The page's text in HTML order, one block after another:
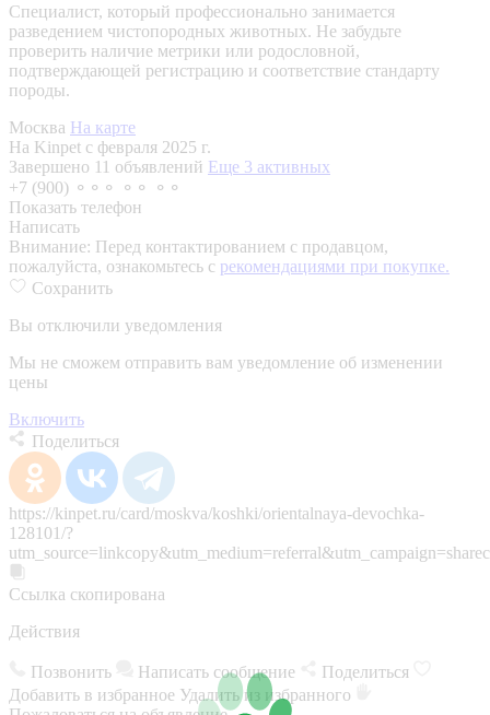
Специалист, который профессионально занимается
разведением чистопородных животных. Не забудьте
проверить наличие метрики или родословной,
подтверждающей регистрацию и соответствие стандарту
породы.
Москва На карте
На Kinpet c февраля 2025 г.
Завершено 11 объявлений Еще 3 активных
+7 (900) ⚬⚬⚬ ⚬⚬ ⚬⚬
Показать телефон
Написать
Внимание: Перед контактированием с продавцом,
пожалуйста, ознакомьтесь с рекомендациями при покупке.
Сохранить
Вы отключили уведомления
Мы не сможем отправить вам уведомление об изменении
цены
Включить
Поделиться
https://kinpet.ru/card/moskva/koshki/orientalnaya-devochka-
128101/?
Ссылка скопирована
Действия
Позвонить Написать сообщение
Поделиться
Добавить в избранное Удалить из избранного